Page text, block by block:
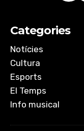
EMBED
Categories
Notícies
Cultura
Esports
El Temps
Info musical